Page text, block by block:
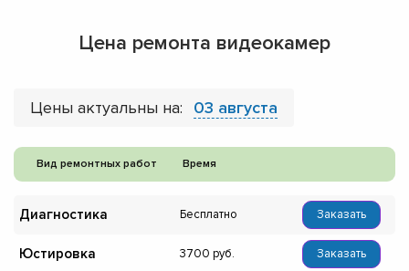
Цена ремонта видеокамер
Цены актуальны на: 03 августа
Вид ремонтных работ Время
Диагностика Бесплатно Заказать
Юстировка 3700 Заказать